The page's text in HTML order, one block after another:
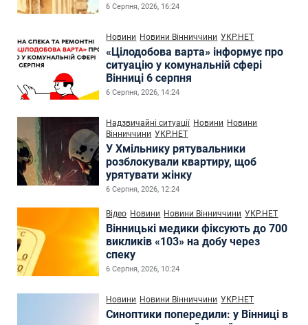
6 Серпня, 2026, 16:24
Новини Новини Вінниччини УКР.НЕТ
«Цілодобова варта» інформує про
ситуацію у комунальній сфері
Вінниці 6 серпня
6 Серпня, 2026, 14:24
Надзвичайні ситуації Новини Новини
Вінниччини УКР.НЕТ
У Хмільнику рятувальники
розблокували квартиру, щоб
урятувати жінку
6 Серпня, 2026, 12:24
Відео Новини Новини Вінниччини УКР.НЕТ
Вінницькі медики фіксують до 700
викликів «103» на добу через
спеку
6 Серпня, 2026, 10:24
Новини Новини Вінниччини УКР.НЕТ
Синоптики попередили: у Вінниці в